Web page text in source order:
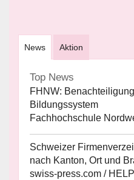
News Aktion
Top News
FHNW:
Bildungssystem
Fachhochschule
Schweizer
nach Kanton, Ort und
swiss-press.com /